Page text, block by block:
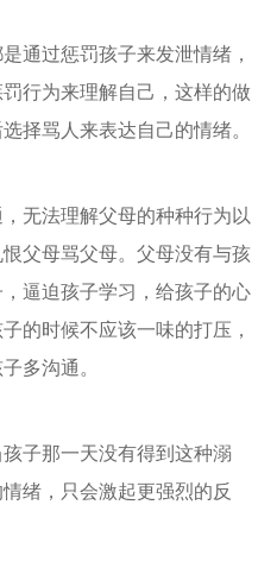
通过惩罚孩子来发泄情绪，
行为来理解自己，这样的做
择骂人来表达自己的情绪。
无法理解父母的种种行为以
父母骂父母。父母没有与孩
逼迫孩子学习，给孩子的心
的时候不应该一味的打压，
多沟通。
子那一天没有得到这种溺
绪，只会激起更强烈的反